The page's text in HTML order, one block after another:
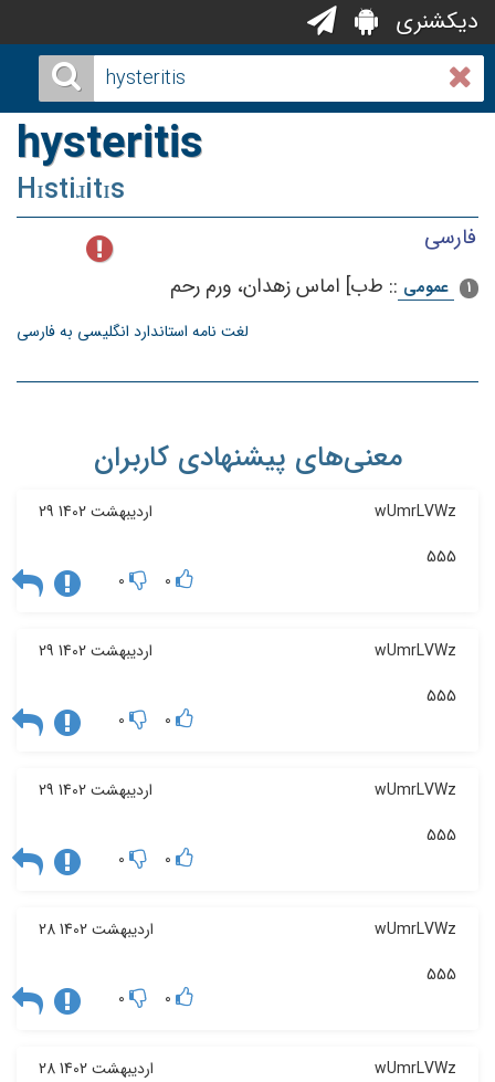
دیکشنری
hysteritis
Hɪstiɹitɪs
فارسی
1 عمومی :: ط‌ب‌] اماس‌ زهدان‌، ورم‌ رحم‌
لغت نامه استاندارد انگلیسی به فارسی
معنی‌های پیشنهادی کاربران
wUmrLVWz 29 اردیبهشت 1402
555
0
0
wUmrLVWz 29 اردیبهشت 1402
555
0
0
wUmrLVWz 29 اردیبهشت 1402
555
0
0
wUmrLVWz 28 اردیبهشت 1402
555
0
0
wUmrLVWz 28 اردیبهشت 1402